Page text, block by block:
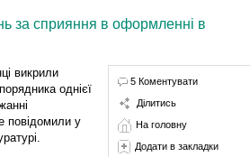
за сприяння в оформленні в
викрили
однієї
повідомили у
5 Коментувати
Ділитись
На головну
Додати в закладки